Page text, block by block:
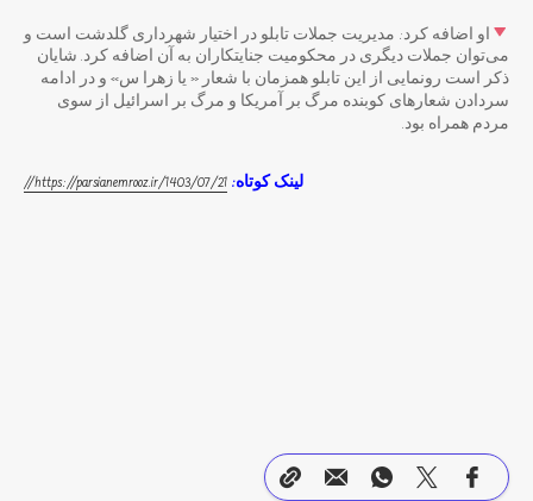
او اضافه کرد: مدیریت جملات تابلو در اختیار شهرداری گلدشت است و
می‌توان جملات دیگری در محکومیت جنایتکاران به آن اضافه کرد. شایان
ذکر است رونمایی از این تابلو همزمان با شعار « یا زهرا س» و در ادامه
سردادن شعارهای کوبنده مرگ بر آمریکا و مرگ بر اسرائیل از سوی
مردم همراه بود.
لینک کوتاه: https://parsianemrooz.ir/1403/07/21//